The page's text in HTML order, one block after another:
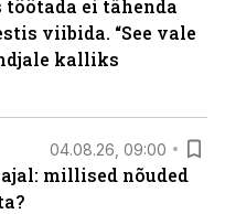
ei tähenda
viibida. “See vale
kalliks
04.08.26, 09:00
millised nõuded